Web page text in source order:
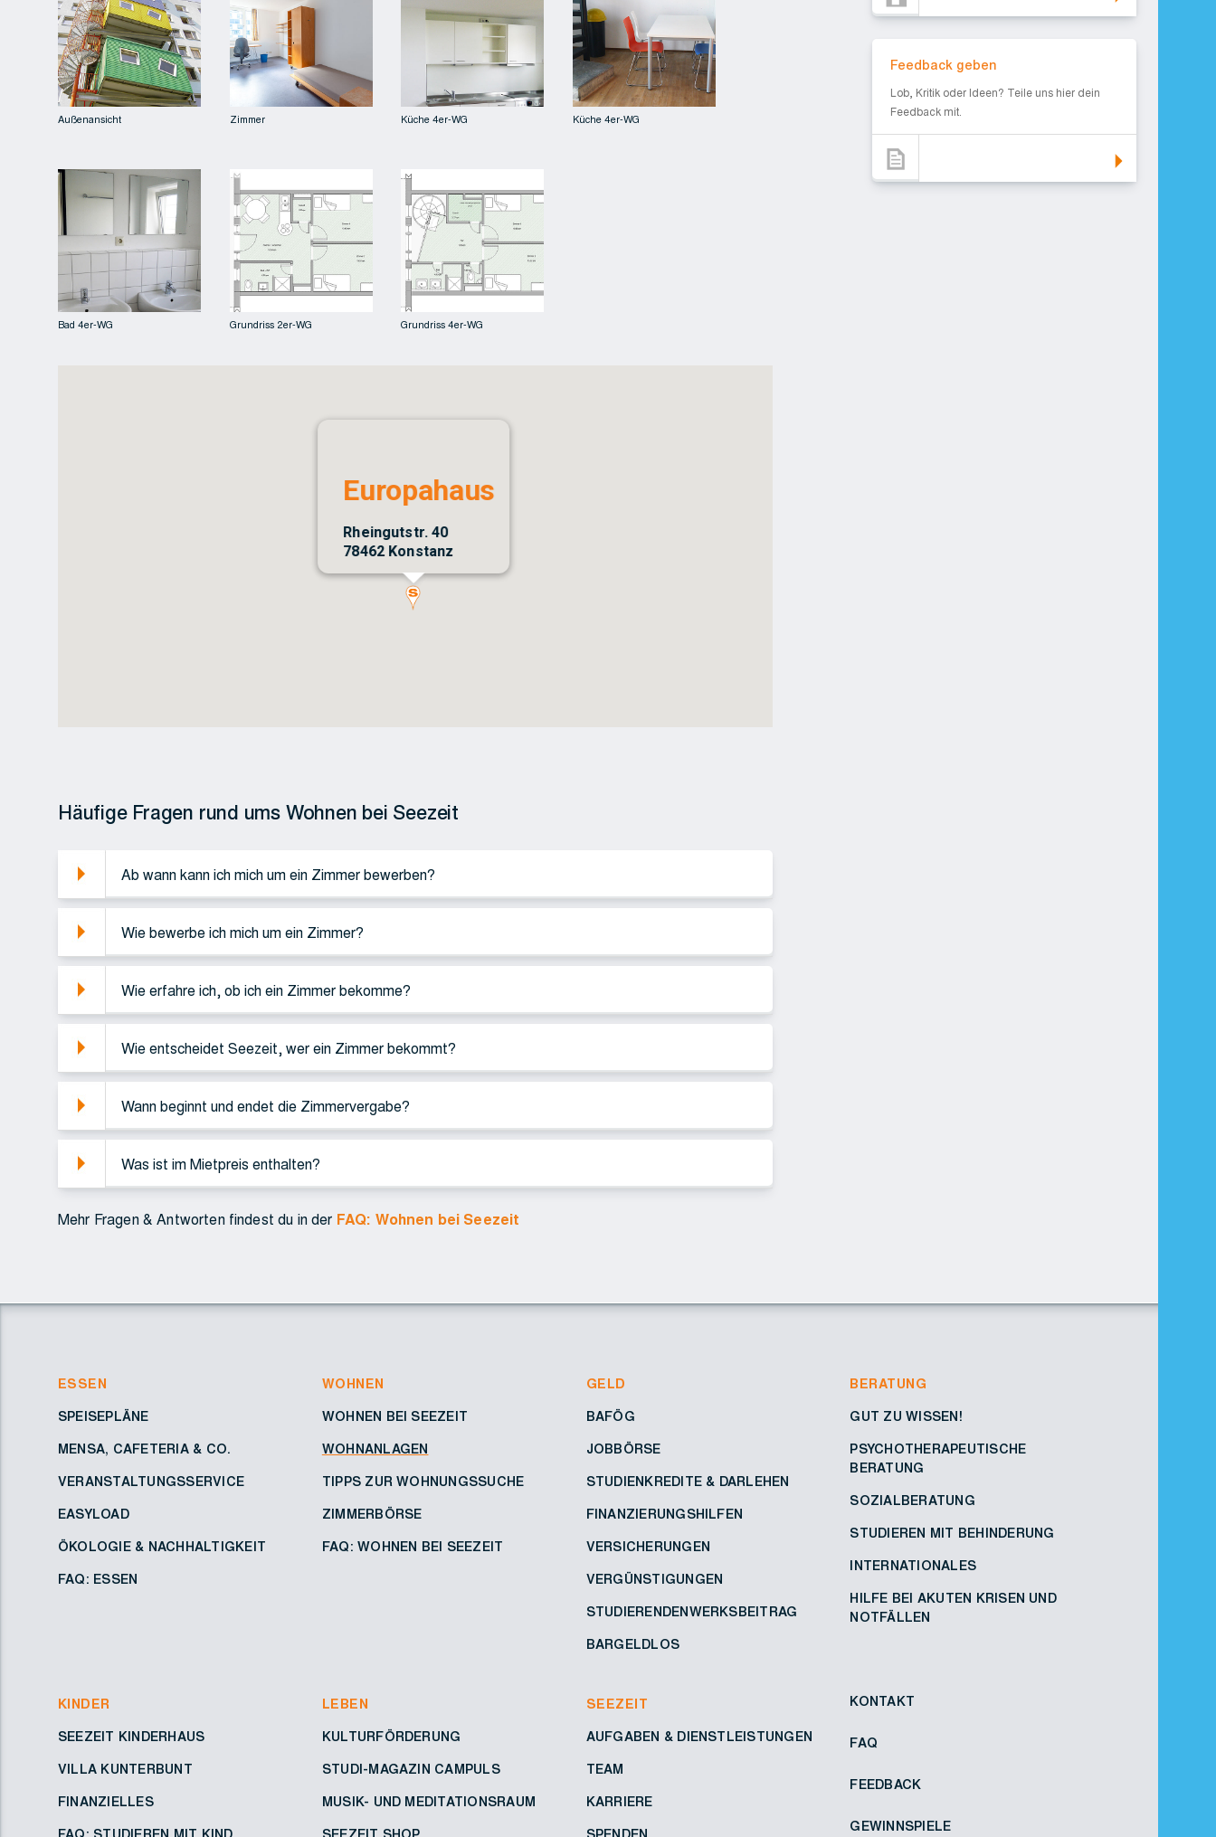
Außenansicht Zimmer Küche 4er-WG Küche 4er-WG
Bad 4er-WG Grundriss 2er-WG Grundriss 4er-WG
Europahaus
Rheingutstr. 40
78462 Konstanz
Häufige Fragen rund ums Wohnen bei Seezeit
Ab wann kann ich mich um ein Zimmer bewerben?
Wie bewerbe ich mich um ein Zimmer?
Wie erfahre ich, ob ich ein Zimmer bekomme?
Wie entscheidet Seezeit, wer ein Zimmer bekommt?
Wann beginnt und endet die Zimmervergabe?
Was ist im Mietpreis enthalten?
Mehr Fragen & Antworten findest du in der FAQ: Wohnen bei Seezeit
Feedback geben
Lob, Kritik oder Ideen? Teile uns hier dein
Feedback mit.
ESSEN
SPEISEPLÄNE
MENSA, CAFETERIA & CO.
VERANSTALTUNGSSERVICE
EASYLOAD
ÖKOLOGIE & NACHHALTIGKEIT
FAQ: ESSEN
WOHNEN
WOHNEN BEI SEEZEIT
WOHNANLAGEN
TIPPS ZUR WOHNUNGSSUCHE
ZIMMERBÖRSE
FAQ: WOHNEN BEI SEEZEIT
GELD
BAFÖG
JOBBÖRSE
STUDIENKREDITE & DARLEHEN
FINANZIERUNGSHILFEN
VERSICHERUNGEN
VERGÜNSTIGUNGEN
STUDIERENDENWERKSBEITRAG
BARGELDLOS
BERATUNG
GUT ZU WISSEN!
PSYCHOTHERAPEUTISCHE
BERATUNG
SOZIALBERATUNG
STUDIEREN MIT BEHINDERUNG
INTERNATIONALES
HILFE BEI AKUTEN KRISEN UND
NOTFÄLLEN
KINDER
SEEZEIT KINDERHAUS
VILLA KUNTERBUNT
FINANZIELLES
LEBEN
KULTURFÖRDERUNG
STUDI-MAGAZIN CAMPULS
MUSIK- UND MEDITATIONSRAUM
SEEZEIT
AUFGABEN & DIENSTLEISTUNGEN
TEAM
KARRIERE
KONTAKT
FAQ
FEEDBACK
GEWINNSPIELE